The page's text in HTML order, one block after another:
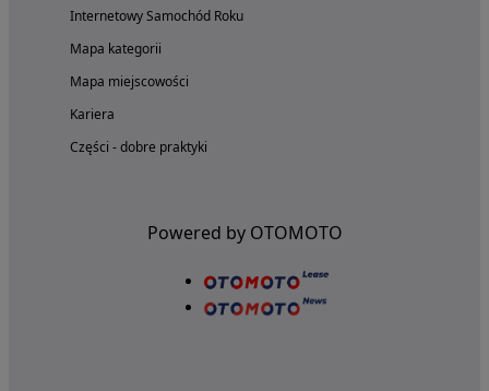
Internetowy Samochód Roku
Mapa kategorii
Mapa miejscowości
Kariera
Części - dobre praktyki
Powered by OTOMOTO